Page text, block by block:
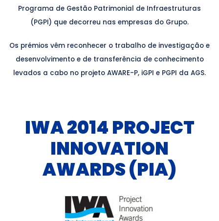
Programa de Gestão Patrimonial de Infraestruturas
(PGPI) que decorreu nas empresas do Grupo.
Os prémios vêm reconhecer o trabalho de investigação e
desenvolvimento e de transferência de conhecimento
levados a cabo no projeto AWARE-P, iGPI e PGPI da AGS.
IWA 2014 PROJECT
INNOVATION
AWARDS (PIA)